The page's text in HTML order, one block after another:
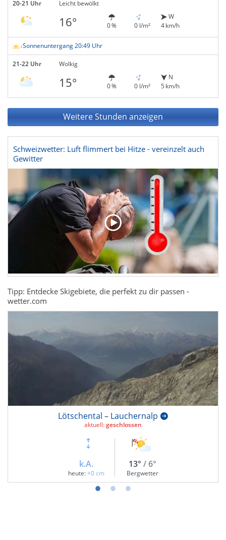
20-21 Uhr Leicht bewölkt
16° 0 % 0 l/m²
W
4 km/h
Sonnenuntergang 20:49 Uhr
21-22 Uhr Wolkig
15° 0 % 0 l/m²
N
5 km/h
Weitere Stunden anzeigen
Schweizwetter: Luft flimmert bei Hitze - vereinzelt auch
Gewitter
Tipp: Entdecke Skigebiete, die perfekt zu dir passen -
wetter.com
Lötschental – Lauchernalp
aktuell:geschlossen
k.A.
heute: +0 cm
13° / 6°
Bergwetter